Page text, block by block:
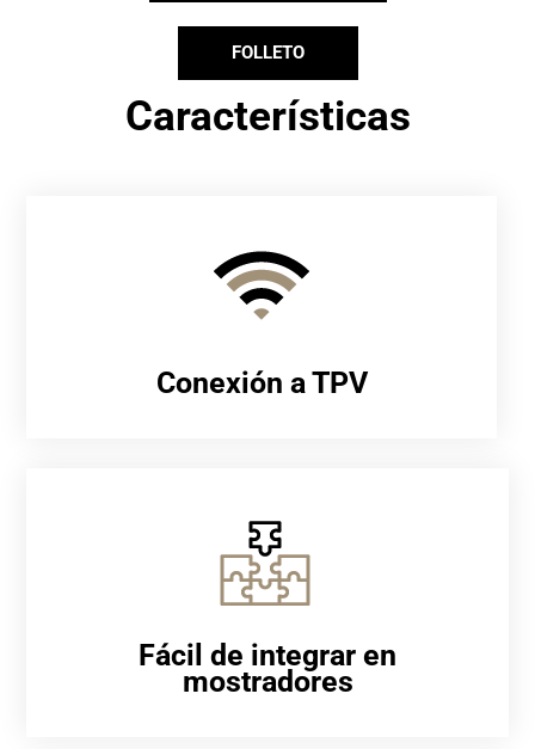
FOLLETO
Características
Conexión a TPV
Fácil de integrar en
mostradores